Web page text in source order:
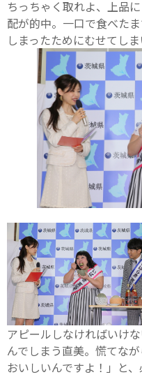
ちっちゃく取れよ、上品
配が的中。一口で食べた
しまったためにむせてしま
アピールしなければいけ
んでしまう直美。慌てな
おいしいんですよ！」と